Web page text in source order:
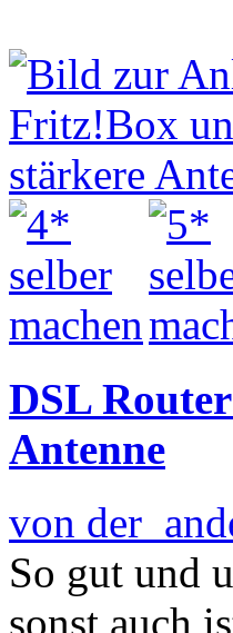
DSL
Antenne
von
So gut und
sonst auch